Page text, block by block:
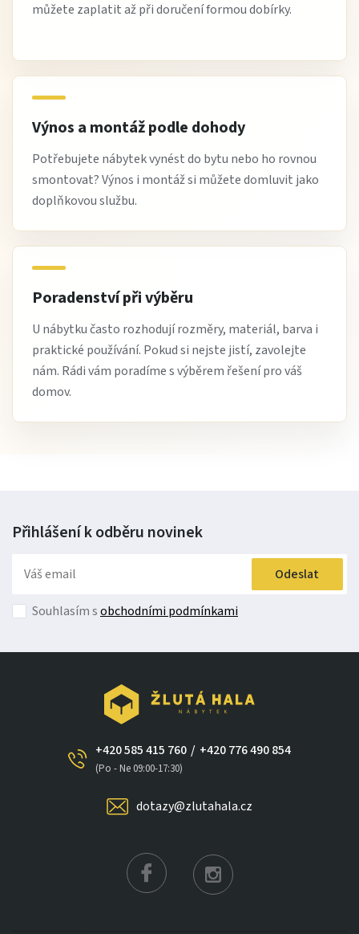
můžete zaplatit až při doručení formou dobírky.
Výnos a montáž podle dohody
Potřebujete nábytek vynést do bytu nebo ho rovnou
smontovat? Výnos i montáž si můžete domluvit jako
doplňkovou službu.
Poradenství při výběru
U nábytku často rozhodují rozměry, materiál, barva i
praktické používání. Pokud si nejste jistí, zavolejte
nám. Rádi vám poradíme s výběrem řešení pro váš
domov.
Přihlášení k odběru novinek
Odeslat
Souhlasím sobchodními podmínkami
+420 585 415 760
(Po - Ne 09:00-17:30)
/ +420 776 490 854
dotazy@zlutahala.cz